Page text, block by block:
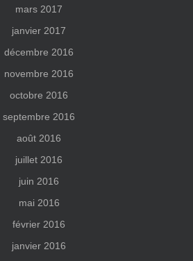
mars 2017
janvier 2017
décembre 2016
novembre 2016
octobre 2016
septembre 2016
août 2016
juillet 2016
juin 2016
mai 2016
février 2016
janvier 2016